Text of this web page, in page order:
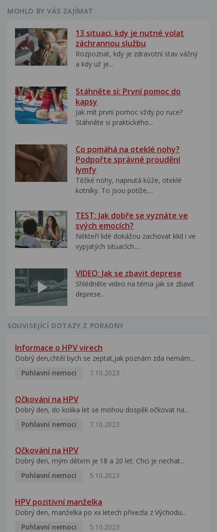
MOHLO BY VÁS ZAJÍMAT
13 situací, kdy je nutné volat
záchrannou službu
Rozpoznat, kdy je zdravotní stav vážný
a kdy už je...
Stáhněte si: První pomoc do
kapsy
Jak mít první pomoc vždy po ruce?
Stáhněte si praktického...
Co pomáhá na oteklé nohy?
Podpořte správné proudění
lymfy
Těžké nohy, napnutá kůže, oteklé
kotníky. To jsou potíže,...
TEST: Jak dobře se vyznáte ve
svých emocích?
Někteří lidé dokážou zachovat klid i ve
vypjatých situacích....
VIDEO: Jak se zbavit deprese
Shlédněte video na téma jak se zbavit
deprese..
SOUVISEJÍCÍ DOTAZY Z PORADNY
Informace o HPV virech
Dobrý den,chtěl bych se zeptat,jak poznám zda nemám...
Pohlavní nemoci
7.10.2023
Očkování na HPV
Dobrý den, do kolika let se mohou dospělí očkovat na...
Pohlavní nemoci
7.10.2023
Očkování na HPV
Dobrý den, mým dětem je 18 a 20 let. Chci je nechat...
Pohlavní nemoci
5.10.2023
HPV pozitivní manželka
Dobrý den, manželka po xx letech přivezla z Východu...
Pohlavní nemoci
5.10.2023